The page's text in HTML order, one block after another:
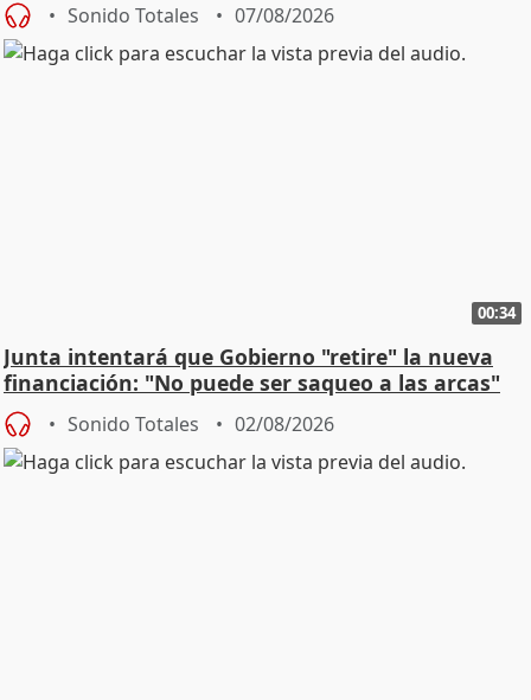
Sonido Totales 07/08/2026
00:34
Junta intentará que Gobierno "retire" la nueva
financiación: "No puede ser saqueo a las arcas"
Sonido Totales 02/08/2026